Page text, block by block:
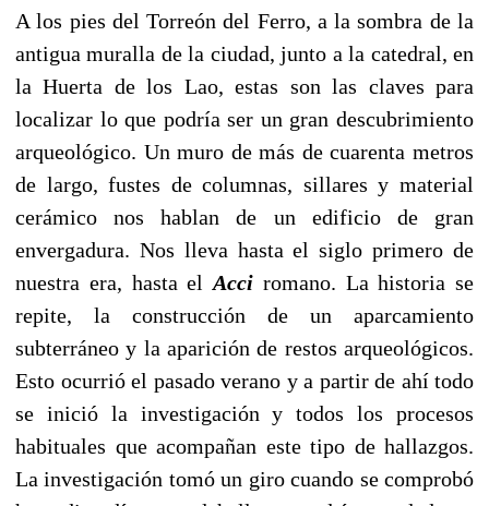
A los pies del Torreón del Ferro, a la sombra de la
antigua muralla de la ciudad, junto a la catedral, en
la Huerta de los Lao, estas son las claves para
localizar lo que podría ser un gran descubrimiento
arqueológico. Un muro de más de cuarenta metros
de largo, fustes de columnas, sillares y material
cerámico nos hablan de un edificio de gran
envergadura. Nos lleva hasta el siglo primero de
nuestra era, hasta el Acci romano. La historia se
repite, la construcción de un aparcamiento
subterráneo y la aparición de restos arqueológicos.
Esto ocurrió el pasado verano y a partir de ahí todo
se inició la investigación y todos los procesos
habituales que acompañan este tipo de hallazgos.
La investigación tomó un giro cuando se comprobó